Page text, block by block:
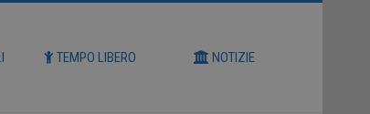
TEMPO LIBERO NOTIZIE